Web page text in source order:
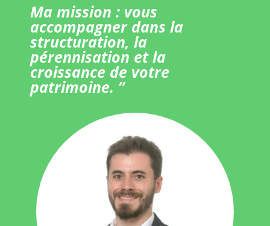
Ma mission : vous
accompagner dans la
structuration, la
pérennisation et la
croissance de votre
patrimoine. ”